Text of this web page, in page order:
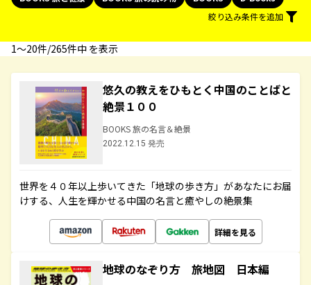
絞り込み条件を追加
1〜20件/265件中 を表示
悠久の教えをひもとく中国のことばと
絶景１００
BOOKS 旅の名言＆絶景
2022.12.15 発売
世界を４０年以上歩いてきた「地球の歩き方」があなたにお届
けする、人生を輝かせる中国の名言と癒やしの絶景集
詳細を見る
地球のなぞり方 旅地図 日本編